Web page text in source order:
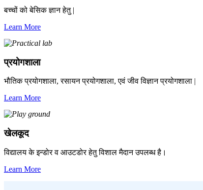
बच्चों को बेसिक ज्ञान हेतु |
Learn More
प्रयोगशाला
भौतिक प्रयोगशाला, रसायन प्रयोगशाला, एवं जीव विज्ञान प्रयोगशाला |
Learn More
खेलकूद
विद्यालय के इन्डोर व आउटडोर हेतु विशाल मैदान उपलब्ध है।
Learn More